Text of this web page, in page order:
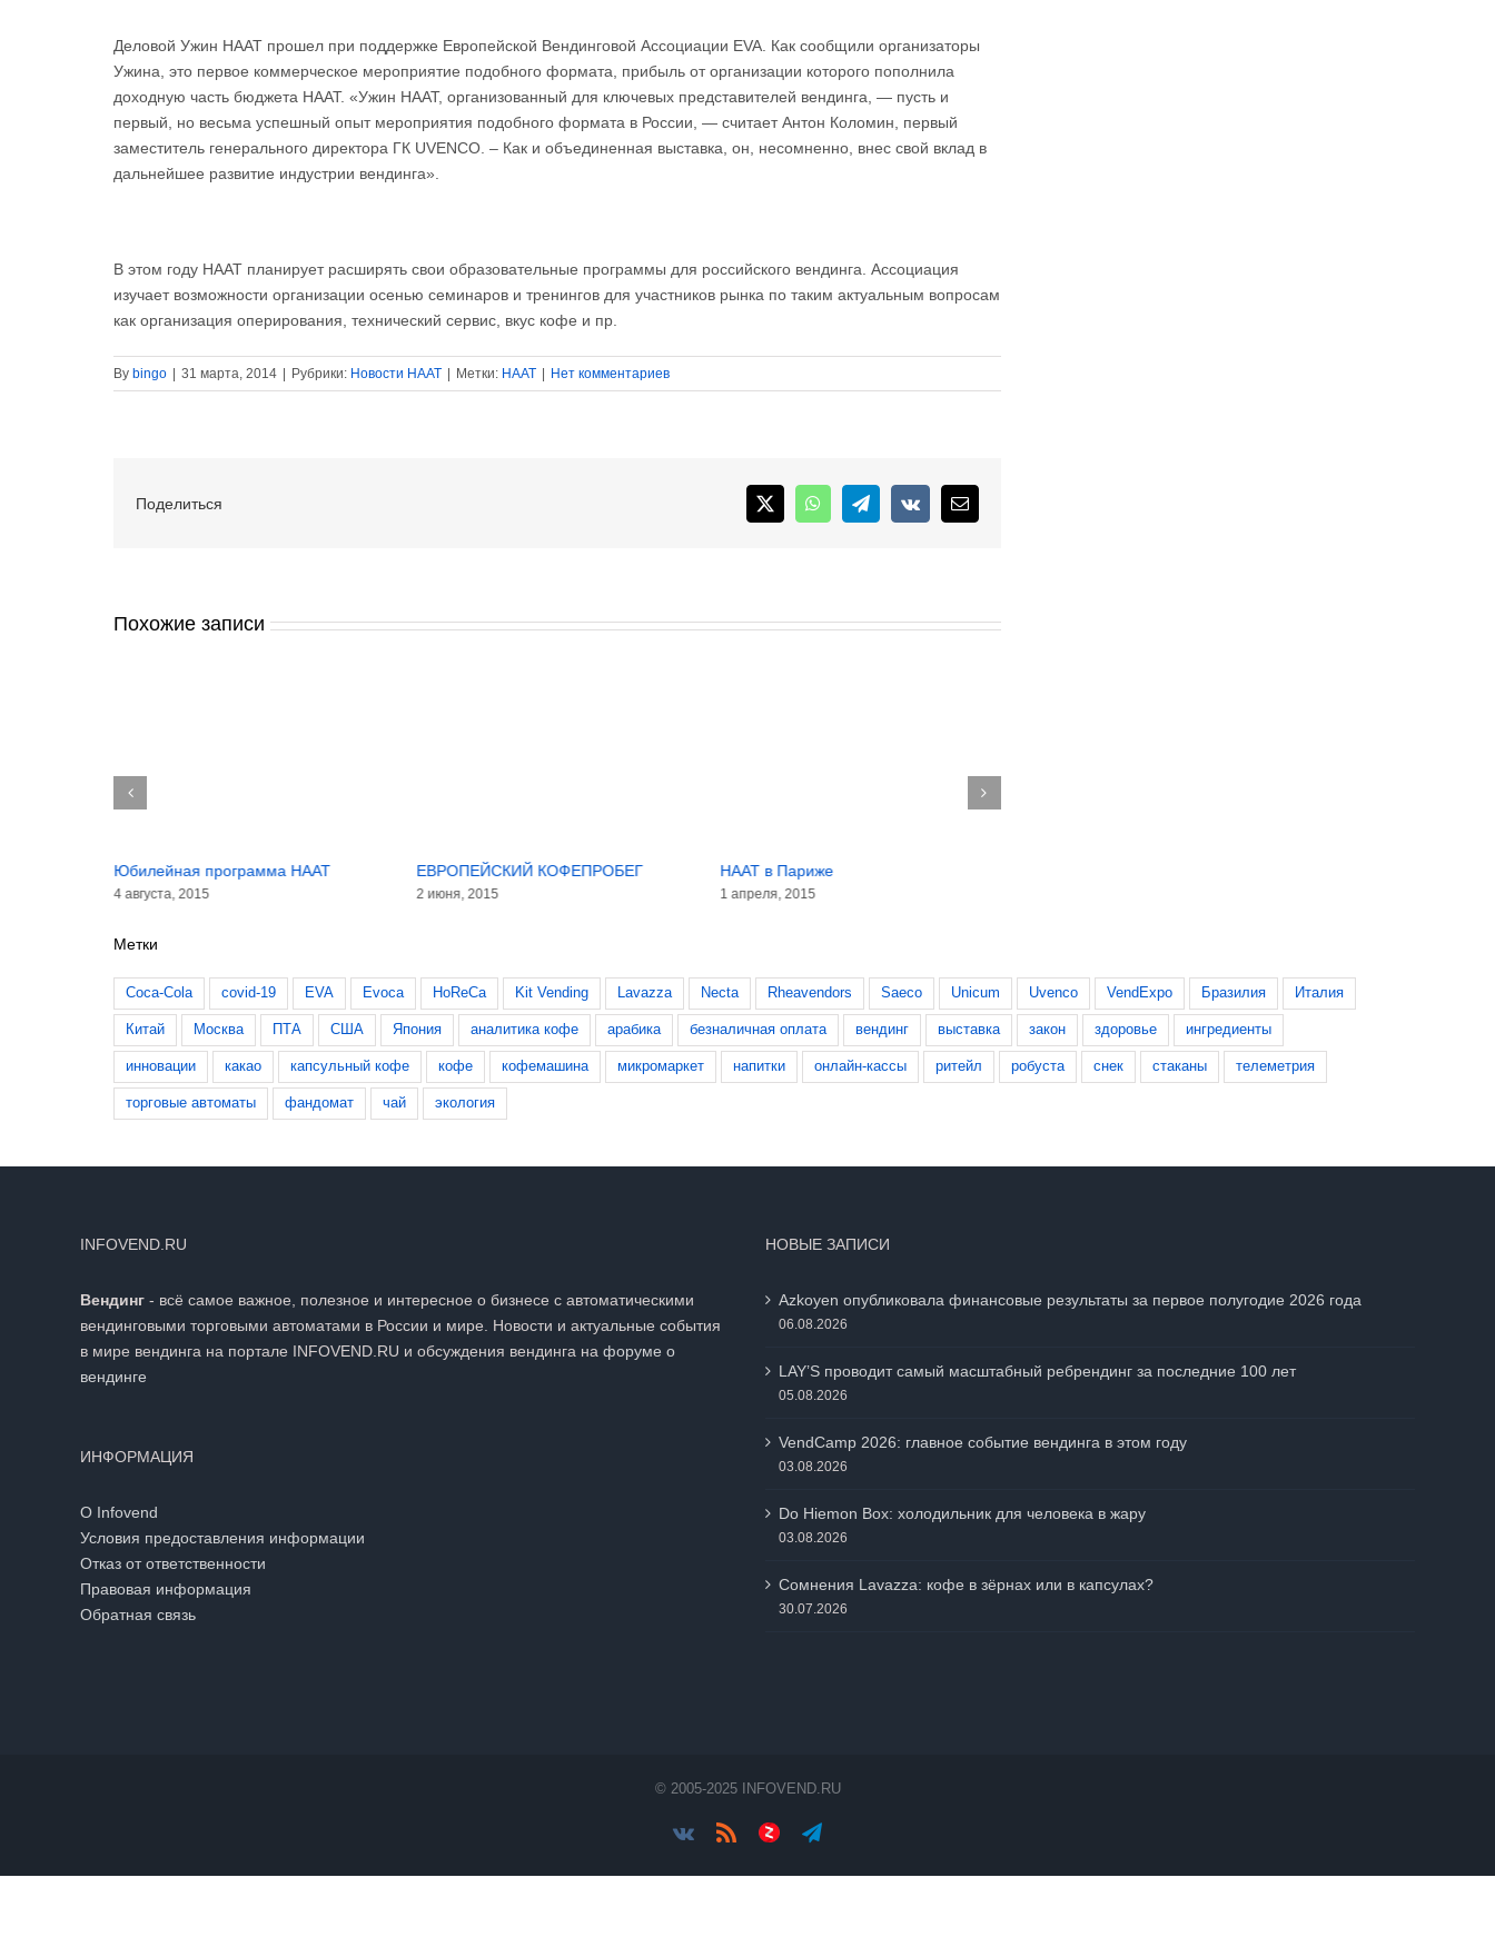
Деловой Ужин НААТ прошел при поддержке Европейской Вендинговой Ассоциации EVA. Как сообщили организаторы
Ужина, это первое коммерческое мероприятие подобного формата, прибыль от организации которого пополнила
доходную часть бюджета НААТ. «Ужин НААТ, организованный для ключевых представителей вендинга, — пусть и
первый, но весьма успешный опыт мероприятия подобного формата в России, — считает Антон Коломин, первый
заместитель генерального директора ГК UVENCO. – Как и объединенная выставка, он, несомненно, внес свой вклад в
дальнейшее развитие индустрии вендинга».
В этом году НААТ планирует расширять свои образовательные программы для российского вендинга. Ассоциация
изучает возможности организации осенью семинаров и тренингов для участников рынка по таким актуальным вопросам
как организация оперирования, технический сервис, вкус кофе и пр.
By bingo 31 марта, 2014 Рубрики: Новости HAAT Метки: НААТ Нет комментариев
Поделиться X WhatsAppTelegram
Vk Email
Похожие записи
Юбилейная программа НААТ
4 августа, 2015
ЕВРОПЕЙСКИЙ КОФЕПРОБЕГ
2 июня, 2015
НААТ в Париже
1 апреля, 2015
Метки
Coca-Cola covid-19 EVA Evoca HoReCa Kit Vending Lavazza Necta Rheavendors Saeco Unicum Uvenco VendExpo Бразилия Италия
Китай Москва ПТА США Япония аналитика кофе арабика безналичная оплата вендинг выставка закон здоровье ингредиенты
инновации какао капсульный кофе кофе кофемашина микромаркет напитки онлайн-кассы ритейл робуста снек стаканы телеметрия
торговые автоматы фандомат чай экология
INFOVEND.RU
Вендинг - всё самое важное, полезное и интересное о бизнесе с автоматическими
вендинговыми торговыми автоматами в России и мире. Новости и актуальные события
в мире вендинга на портале INFOVEND.RU и обсуждения вендинга на форуме о
вендинге
ИНФОРМАЦИЯ
О Infovend
Условия предоставления информации
Отказ от ответственности
Правовая информация
Обратная связь
НОВЫЕ ЗАПИСИ
Azkoyen опубликовала финансовые результаты за первое полугодие 2026 года
06.08.2026
LAY’S проводит самый масштабный ребрендинг за последние 100 лет
05.08.2026
VendCamp 2026: главное событие вендинга в этом году
03.08.2026
Do Hiemon Box: холодильник для человека в жару
03.08.2026
Сомнения Lavazza: кофе в зёрнах или в капсулах?
30.07.2026
© 2005-2025 INFOVEND.RU
Vk RssЯндес.ДзенTelegram